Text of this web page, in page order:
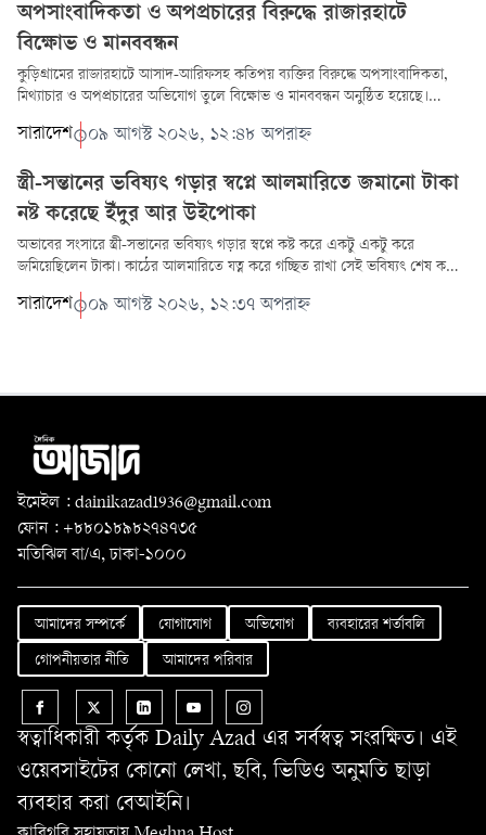
অপসাংবাদিকতা ও অপপ্রচারের বিরুদ্ধে রাজারহাটে
বিক্ষোভ ও মানববন্ধন
কুড়িগ্রামের রাজারহাটে আসাদ-আরিফসহ কতিপয় ব্যক্তির বিরুদ্ধে অপসাংবাদিকতা,
মিথ্যাচার ও অপপ্রচারের অভিযোগ তুলে বিক্ষোভ ও মানববন্ধন অনুষ্ঠিত হয়েছে।
রোববার (৯ আগ...
সারাদেশ ০৯ আগস্ট ২০২৬, ১২:৪৮ অপরাহ্ন
স্ত্রী-সন্তানের ভবিষ্যৎ গড়ার স্বপ্নে আলমারিতে জমানো টাকা
নষ্ট করেছে ইঁদুর আর উইপোকা
অভাবের সংসারে স্ত্রী-সন্তানের ভবিষ্যৎ গড়ার স্বপ্নে কষ্ট করে একটু একটু করে
জমিয়েছিলেন টাকা। কাঠের আলমারিতে যত্ন করে গচ্ছিত রাখা সেই ভবিষ্যৎ শেষ করে
দিল ইঁদুর আর...
সারাদেশ ০৯ আগস্ট ২০২৬, ১২:৩৭ অপরাহ্ন
ইমেইল : dainikazad1936@gmail.com
ফোন : +৮৮০১৮৯৮২৭৪৭৩৫
মতিঝিল বা/এ, ঢাকা-১০০০
আমাদের সম্পর্কে যোগাযোগ অভিযোগ ব্যবহারের শর্তাবলি
গোপনীয়তার নীতি আমাদের পরিবার
স্বত্বাধিকারী কর্তৃক Daily Azad এর সর্বস্বত্ব সংরক্ষিত। এই
ওয়েবসাইটের কোনো লেখা, ছবি, ভিডিও অনুমতি ছাড়া
ব্যবহার করা বেআইনি।